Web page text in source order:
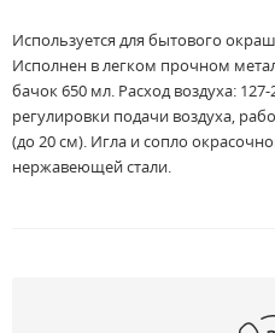
Используется для бытового
Исполнен в легком прочном
бачок 650 мл. Расход воздуха:
регулировки подачи воздуха,
(до 20 см). Игла и сопло
нержавеющей стали.